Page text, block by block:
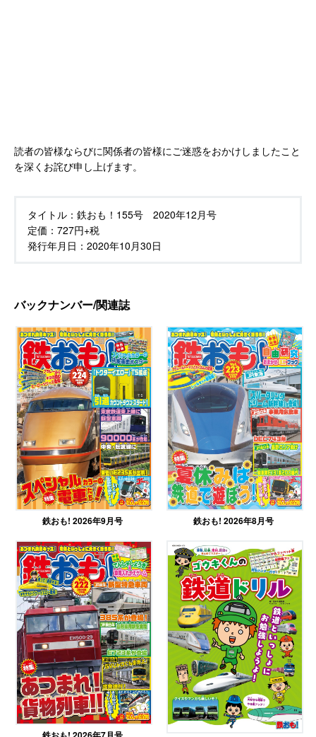
読者の皆様ならびに関係者の皆様にご迷惑をおかけしましたこと
を深くお詫び申し上げます。
タイトル： 鉄おも！155号 2020年12月号
定価： 727円+税
発行年月日： 2020年10月30日
バックナンバー/関連誌
鉄おも! 2026年9月号 鉄おも! 2026年8月号